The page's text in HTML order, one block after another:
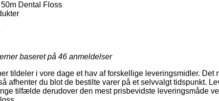
Dental Floss
baseret på 46 anmeldelser
tildeler i vore dage et hav af forskellige leveringsmidler. Det
afhenter du blot de bestilte varer på et selvvalgt tidspunkt.
tilfælde derudover den mest prisbevidste leveringsmåde